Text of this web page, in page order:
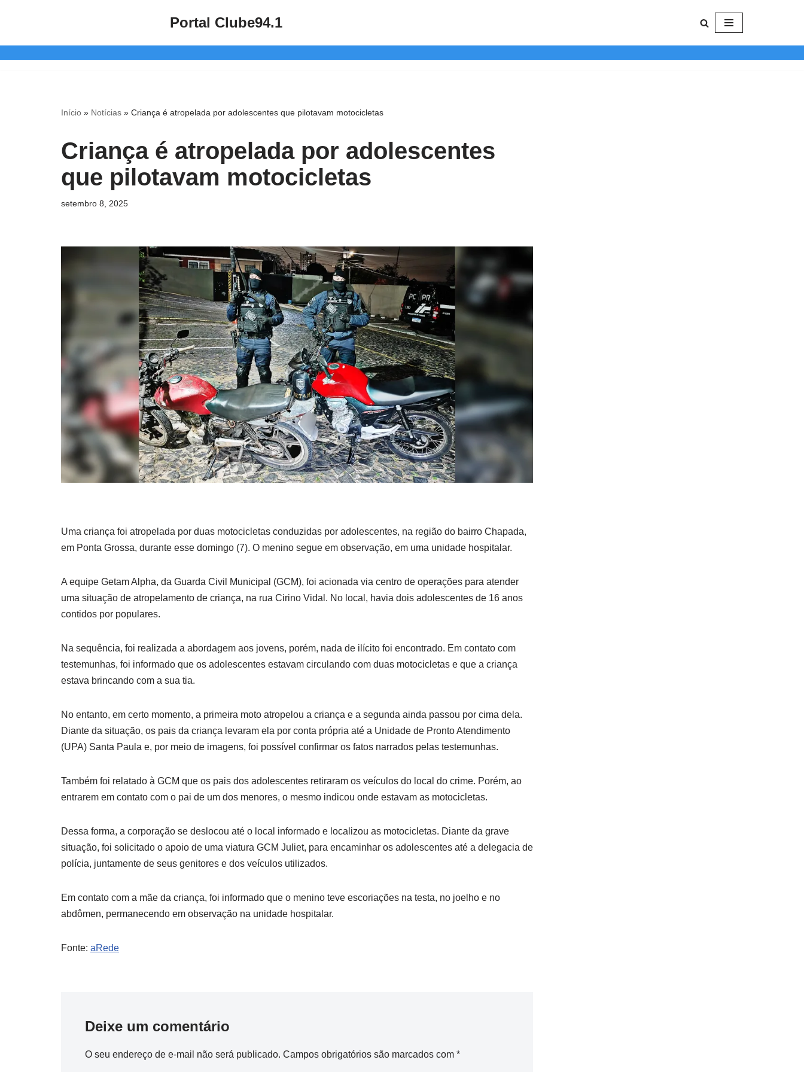
Portal Clube94.1
Início » Notícias » Criança é atropelada por adolescentes que pilotavam motocicletas
Criança é atropelada por adolescentes
que pilotavam motocicletas
setembro 8, 2025
Uma criança foi atropelada por duas motocicletas conduzidas por adolescentes, na região do bairro Chapada,
em Ponta Grossa, durante esse domingo (7). O menino segue em observação, em uma unidade hospitalar.
A equipe Getam Alpha, da Guarda Civil Municipal (GCM), foi acionada via centro de operações para atender
uma situação de atropelamento de criança, na rua Cirino Vidal. No local, havia dois adolescentes de 16 anos
contidos por populares.
Na sequência, foi realizada a abordagem aos jovens, porém, nada de ilícito foi encontrado. Em contato com
testemunhas, foi informado que os adolescentes estavam circulando com duas motocicletas e que a criança
estava brincando com a sua tia.
No entanto, em certo momento, a primeira moto atropelou a criança e a segunda ainda passou por cima dela.
Diante da situação, os pais da criança levaram ela por conta própria até a Unidade de Pronto Atendimento
(UPA) Santa Paula e, por meio de imagens, foi possível confirmar os fatos narrados pelas testemunhas.
Também foi relatado à GCM que os pais dos adolescentes retiraram os veículos do local do crime. Porém, ao
entrarem em contato com o pai de um dos menores, o mesmo indicou onde estavam as motocicletas.
Dessa forma, a corporação se deslocou até o local informado e localizou as motocicletas. Diante da grave
situação, foi solicitado o apoio de uma viatura GCM Juliet, para encaminhar os adolescentes até a delegacia de
polícia, juntamente de seus genitores e dos veículos utilizados.
Em contato com a mãe da criança, foi informado que o menino teve escoriações na testa, no joelho e no
abdômen, permanecendo em observação na unidade hospitalar.
Fonte: aRede
Deixe um comentário
O seu endereço de e-mail não será publicado. Campos obrigatórios são marcados com *